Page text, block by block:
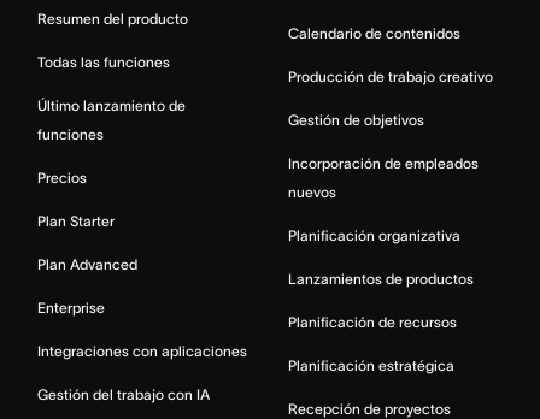
Resumen del producto
Todas las funciones
Último lanzamiento de
funciones
Precios
Plan Starter
Plan Advanced
Enterprise
Integraciones con aplicaciones
Gestión del trabajo con IA
Calendario de contenidos
Producción de trabajo creativo
Gestión de objetivos
Incorporación de empleados
nuevos
Planificación organizativa
Lanzamientos de productos
Planificación de recursos
Planificación estratégica
Recepción de proyectos